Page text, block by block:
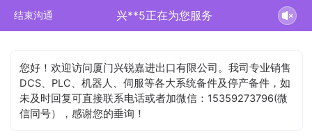
结束沟通 兴**5正在为您服务
您好！欢迎访问厦门兴锐嘉进出口有限公司。我司专业销售
DCS、PLC、机器人、伺服等各大系统备件及停产备件，如
未及时回复可直接联系电话或者加微信：15359273796(微
信同号），感谢您的垂询！